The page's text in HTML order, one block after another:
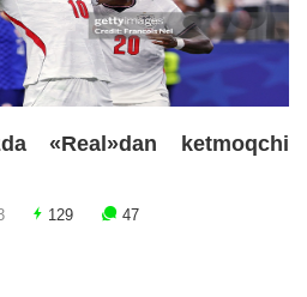
«Real»dan ketmoqchi
129 47